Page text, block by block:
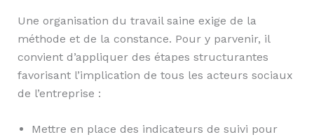
Une organisation du travail saine exige de la
méthode et de la constance. Pour y parvenir, il
convient d’appliquer des étapes structurantes
favorisant l’implication de tous les acteurs sociaux
de l’entreprise :
Mettre en place des indicateurs de suivi pour